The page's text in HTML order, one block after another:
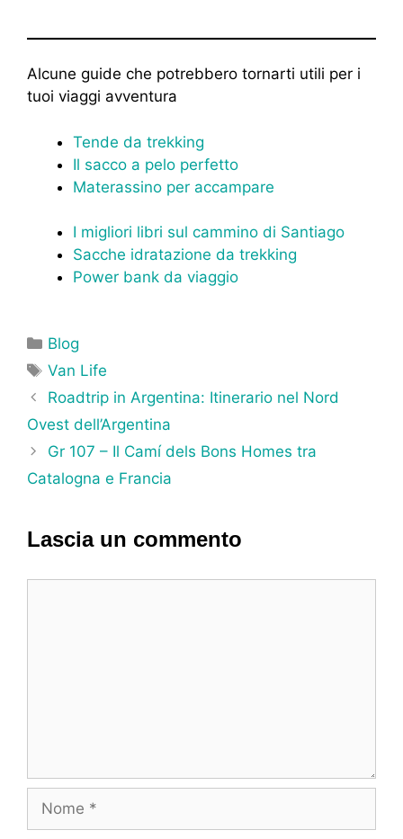
Alcune guide che potrebbero tornarti utili per i
tuoi viaggi avventura
Tende da trekking
Il sacco a pelo perfetto
Materassino per accampare
I migliori libri sul cammino di Santiago
Sacche idratazione da trekking
Power bank da viaggio
Categorie
Blog
Tag
Van Life
Roadtrip in Argentina: Itinerario nel Nord
Ovest dell’Argentina
Gr 107 – Il Camí dels Bons Homes tra
Catalogna e Francia
Lascia un commento
Nome